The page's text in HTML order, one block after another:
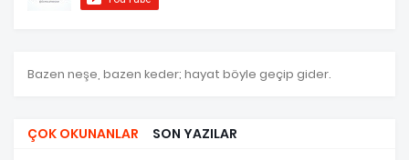
Bazen neşe, bazen keder; hayat böyle geçip gider.
ÇOK OKUNANLAR SON YAZILAR